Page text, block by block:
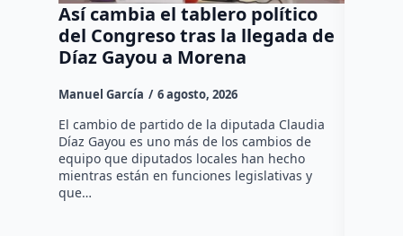
Así cambia el tablero político
del Congreso tras la llegada de
Díaz Gayou a Morena
Manuel García 6 agosto, 2026
El cambio de partido de la diputada Claudia
Díaz Gayou es uno más de los cambios de
equipo que diputados locales han hecho
mientras están en funciones legislativas y
que…